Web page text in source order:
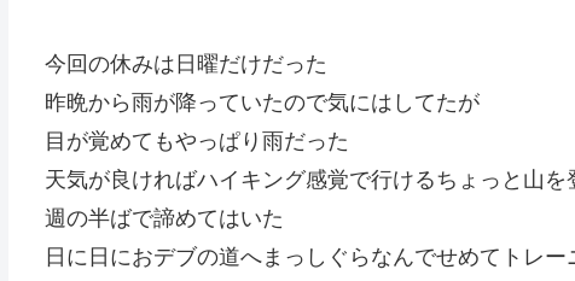
今回の休みは日曜だけだった
昨晩から雨が降っていたので気にはしてたが
目が覚めてもやっぱり雨だった
天気が良ければハイキング感覚で行けるちょっと山
週の半ばで諦めてはいた
日に日におデブの道へまっしぐらなんでせめてトレ